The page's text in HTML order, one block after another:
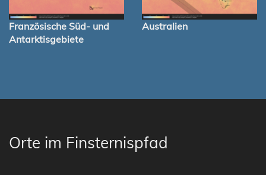
Französische Süd- und
Antarktisgebiete
Australien
Orte im Finsternispfad